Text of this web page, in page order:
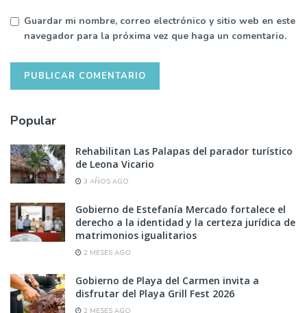
Guardar mi nombre, correo electrónico y sitio web en este
navegador para la próxima vez que haga un comentario.
Popular
Rehabilitan Las Palapas del parador turístico
de Leona Vicario
3 AÑOS AGO
Gobierno de Estefanía Mercado fortalece el
derecho a la identidad y la certeza jurídica de
matrimonios igualitarios
2 MESES AGO
Gobierno de Playa del Carmen invita a
disfrutar del Playa Grill Fest 2026
2 MESES AGO